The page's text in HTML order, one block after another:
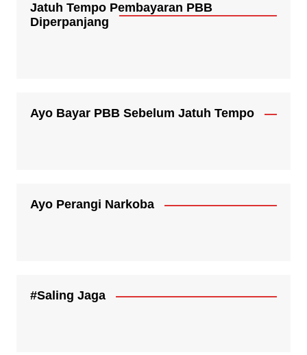
Jatuh Tempo Pembayaran PBB
Diperpanjang
Ayo Bayar PBB Sebelum Jatuh Tempo
Ayo Perangi Narkoba
#Saling Jaga